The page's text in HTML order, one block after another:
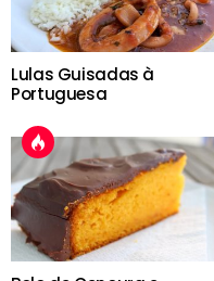
Lulas Guisadas à
Portuguesa